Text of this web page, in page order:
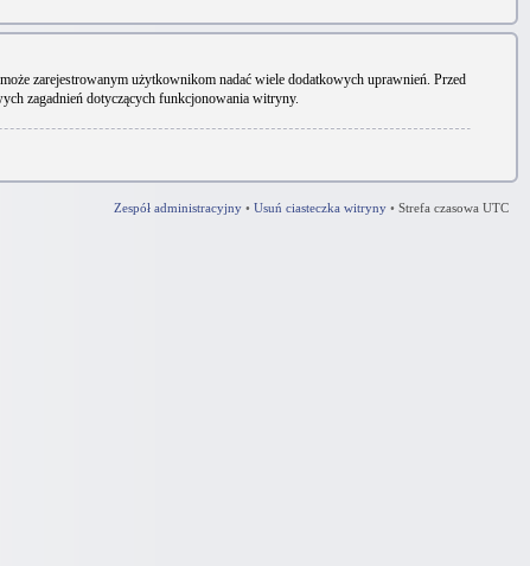
zarejestrowanym użytkownikom nadać wiele dodatkowych uprawnień. Przed
zagadnień dotyczących funkcjonowania witryny.
Zespół administracyjny • Usuń ciasteczka witryny • Strefa czasowa UTC